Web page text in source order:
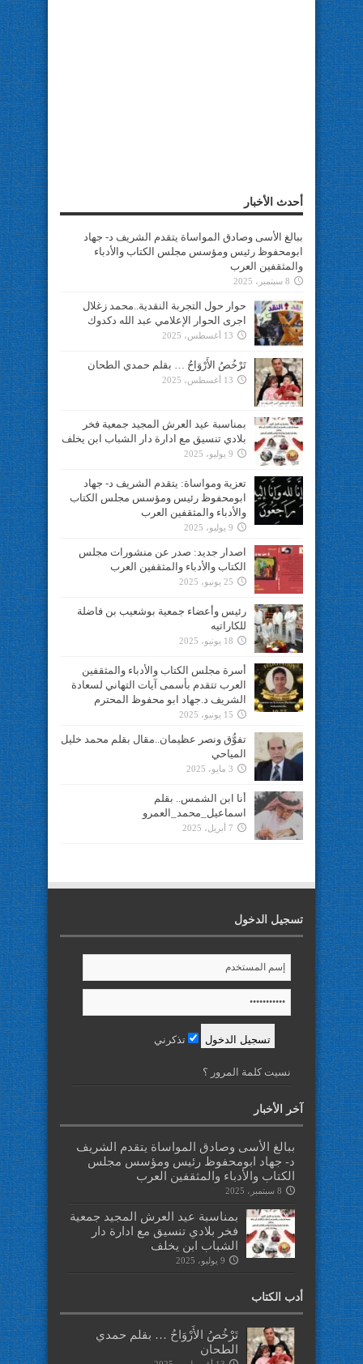
أحدث الأخبار
ببالغ الأسى وصادق المواساة يتقدم الشريف د- جهاد
ابومحفوظ رئيس ومؤسس مجلس الكتاب والأدباء
والمثقفين العرب
8 سبتمبر، 2025
حوار حول التجربة النقدية..محمد زغلال
اجرى الحوار الإعلامي عبد الله دكدوك
13 أغسطس، 2025
تَرْخُصُ الأَرْوَاحُ … بقلم حمدي الطحان
13 أغسطس، 2025
بمناسبة عيد العرش المجيد جمعية فخر
بلادي تنسيق مع ادارة دار الشباب ابن يخلف
9 يوليو، 2025
تعزية ومواساة: يتقدم الشريف د- جهاد
ابومحفوظ رئيس ومؤسس مجلس الكتاب
والأدباء والمثقفين العرب
9 يوليو، 2025
اصدار جديد: صدر عن منشورات مجلس
الكتاب والأدباء والمثقفين العرب
25 يونيو، 2025
رئيس وأعضاء جمعية بوشعيب بن فاضلة
للكاراتيه
18 يونيو، 2025
أسرة مجلس الكتاب والأدباء والمثقفين
العرب تتقدم بأسمى آيات التهاني لسعادة
الشريف د.جهاد ابو محفوظ المحترم
15 يونيو، 2025
تفوُّق ونصر عظيمان..مقال بقلم محمد خليل
المياحي
3 مايو، 2025
أنا ابن الشمس.. بقلم
اسماعيل_محمد_العمرو
7 أبريل، 2025
تسجيل الدخول
تذكرني
نسيت كلمة المرور ؟
آخر الأخبار
ببالغ الأسى وصادق المواساة يتقدم الشريف
د- جهاد ابومحفوظ رئيس ومؤسس مجلس
الكتاب والأدباء والمثقفين العرب
8 سبتمبر، 2025
بمناسبة عيد العرش المجيد جمعية
فخر بلادي تنسيق مع ادارة دار
الشباب ابن يخلف
9 يوليو، 2025
أدب الكتاب
تَرْخُصُ الأَرْوَاحُ … بقلم حمدي
الطحان